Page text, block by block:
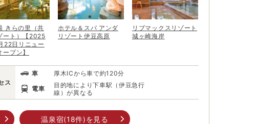
きらの里（共
ート）【2025
22日リニュー
ープン】
ホテル＆スパ アンダ
リゾート伊豆高原
リブマックスリゾート
城ヶ崎海岸
ス
車
厚木ICから車で約120分
電車
目的地により下車駅（伊豆急行
線）が異なる
温泉宿(18件)を見る